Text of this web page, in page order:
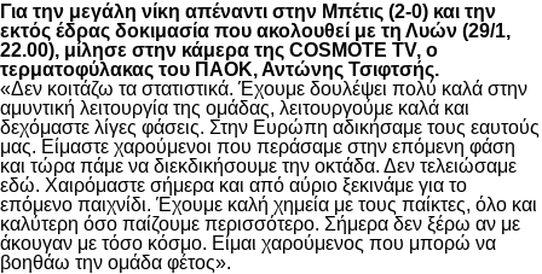
Για την μεγάλη νίκη απέναντι στην Μπέτις (2-0) και την
εκτός έδρας δοκιμασία που ακολουθεί με τη Λυών (29/1,
22.00), μίλησε στην κάμερα της COSMOTE TV, ο
τερματοφύλακας του ΠΑΟΚ, Αντώνης Τσιφτσής.
«Δεν κοιτάζω τα στατιστικά. Έχουμε δουλέψει πολύ καλά στην
αμυντική λειτουργία της ομάδας, λειτουργούμε καλά και
δεχόμαστε λίγες φάσεις. Στην Ευρώπη αδικήσαμε τους εαυτούς
μας. Είμαστε χαρούμενοι που περάσαμε στην επόμενη φάση
και τώρα πάμε να διεκδικήσουμε την οκτάδα. Δεν τελειώσαμε
εδώ. Χαιρόμαστε σήμερα και από αύριο ξεκινάμε για το
επόμενο παιχνίδι. Έχουμε καλή χημεία με τους παίκτες, όλο και
καλύτερη όσο παίζουμε περισσότερο. Σήμερα δεν ξέρω αν με
άκουγαν με τόσο κόσμο. Είμαι χαρούμενος που μπορώ να
βοηθάω την ομάδα φέτος».